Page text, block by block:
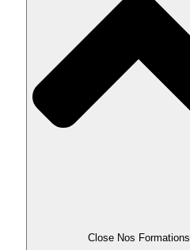
Close Nos Formations